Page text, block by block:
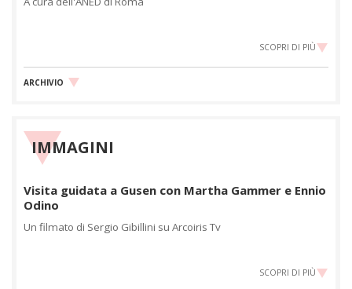
SCOPRI DI PIÙ
ARCHIVIO
IMMAGINI
Visita guidata a Gusen con Martha Gammer e Ennio
Odino
Un filmato di Sergio Gibillini su Arcoiris Tv
SCOPRI DI PIÙ